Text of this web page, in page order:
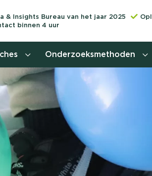
& Insights Bureau van het jaar 2025
binnen 4 uur
Behoefteonderzoek
Customer journey
Customer value
Doelgroeponderzoek
Onderzoeksmethoden